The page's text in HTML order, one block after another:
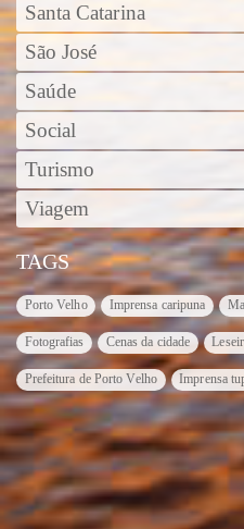
Santa Catarina
São José
Saúde
Social
Turismo
Viagem
TAGS
Porto Velho Imprensa caripuna
Fotografias Cenas da cidade
Prefeitura de Porto Velho Imprensa